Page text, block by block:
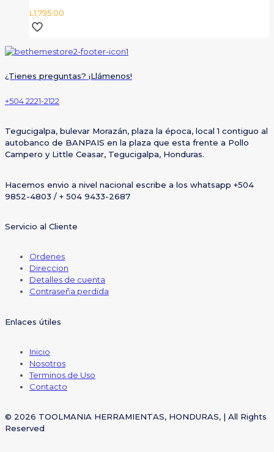
L1,795.00
¿Tienes preguntas? ¡Llámenos!
+504 2221-2122
Tegucigalpa, bulevar Morazán, plaza la época, local 1 contiguo al
autobanco de BANPAIS en la plaza que esta frente a Pollo
Campero y Little Ceasar, Tegucigalpa, Honduras.
Hacemos envio a nivel nacional escribe a los whatsapp +504
9852-4803 / + 504 9433-2687
Servicio al Cliente
Ordenes
Direccion
Detalles de cuenta
Contraseña perdida
Enlaces útiles
Inicio
Nosotros
Terminos de Uso
Contacto
© 2026 TOOLMANIA HERRAMIENTAS, HONDURAS, | All Rights
Reserved